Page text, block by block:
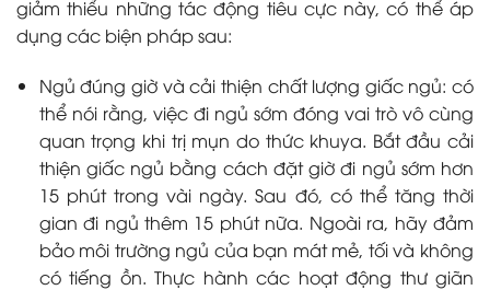
giảm thiểu những tác động tiêu cực này, có thể áp
dụng các biện pháp sau:
Ngủ đúng giờ và cải thiện chất lượng giấc ngủ: có
thể nói rằng, việc đi ngủ sớm đóng vai trò vô cùng
quan trọng khi trị mụn do thức khuya. Bắt đầu cải
thiện giấc ngủ bằng cách đặt giờ đi ngủ sớm hơn
15 phút trong vài ngày. Sau đó, có thể tăng thời
gian đi ngủ thêm 15 phút nữa. Ngoài ra, hãy đảm
bảo môi trường ngủ của bạn mát mẻ, tối và không
có tiếng ồn. Thực hành các hoạt động thư giãn